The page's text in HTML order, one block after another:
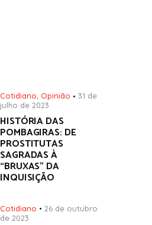
Cotidiano, Opinião
31 de
julho de 2023
HISTÓRIA DAS
POMBAGIRAS: DE
PROSTITUTAS
SAGRADAS À
“BRUXAS” DA
INQUISIÇÃO
Cotidiano
26 de outubro
de 2023